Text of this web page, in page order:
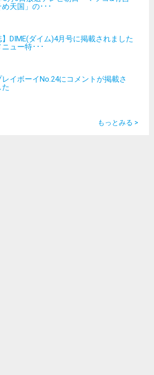
天国」の･･･
】DIME(ダイム)4月号に掲載されました
ニュー特･･･
イボーイNo.24にコメントが掲載さ
もっとみる >